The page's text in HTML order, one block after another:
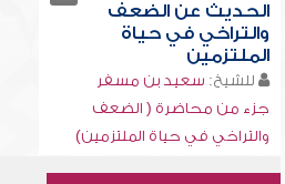
الحديث عن الضعف
والتراخي في حياة
الملتزمين
للشيخ: سعيد بن مسفر
جزء من محاضرة ( الضعف
والتراخي في حياة الملتزمين)